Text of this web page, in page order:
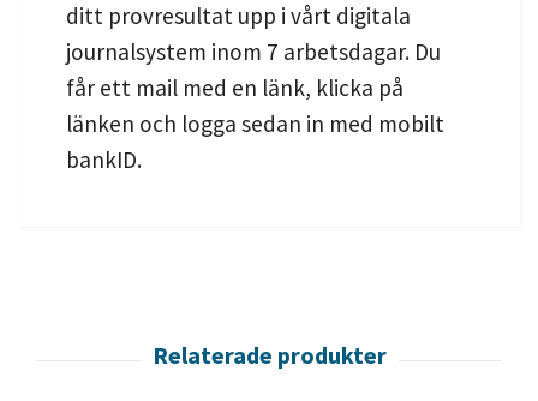
ditt provresultat upp i vårt digitala
journalsystem inom 7 arbetsdagar. Du
får ett mail med en länk, klicka på
länken och logga sedan in med mobilt
bankID.